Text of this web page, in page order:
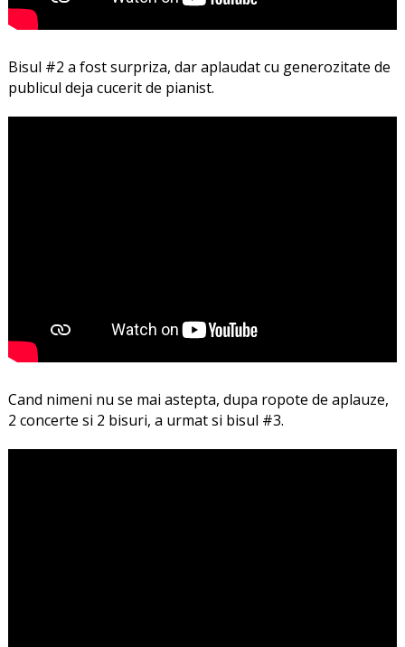
Bisul #2 a fost surpriza, dar aplaudat cu generozitate de
publicul deja cucerit de pianist.
Cand nimeni nu se mai astepta, dupa ropote de aplauze,
2 concerte si 2 bisuri, a urmat si bisul #3.